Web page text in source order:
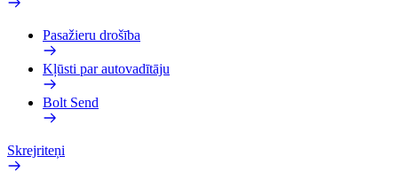
Pasažieru drošība
Kļūsti par autovadītāju
Bolt Send
Skrejriteņi